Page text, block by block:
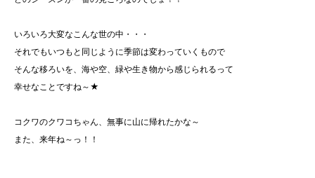
いろいろ大変なこんな世の中・・・
それでもいつもと同じように季節は変わっていくもので
そんな移ろいを、海や空、緑や生き物から感じられるって
幸せなことですね～★
コクワのクワコちゃん、無事に山に帰れたかな～
また、来年ね～っ！！